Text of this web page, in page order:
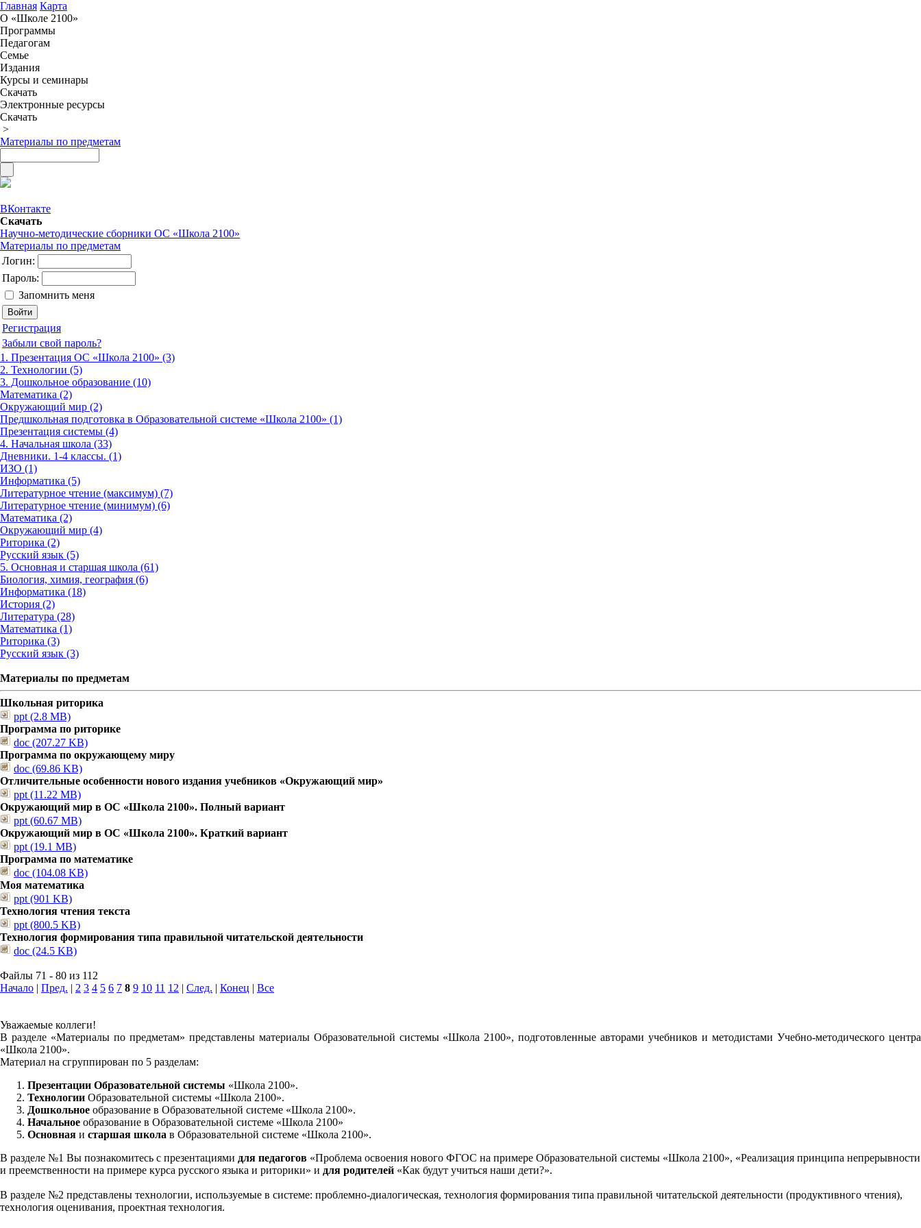
Главная Карта
О «Школе 2100»
Программы
Педагогам
Семье
Издания
Курсы и семинары
Скачать
Электронные ресурсы
Скачать
>
Материалы по предметам
ВКонтакте
Скачать
Научно-методические сборники ОС «Школа 2100»
Материалы по предметам
Логин:
Пароль:
Запомнить меня
Регистрация
Забыли свой пароль?
1. Презентация ОС «Школа 2100» (3)
2. Технологии (5)
3. Дошкольное образование (10)
Математика (2)
Окружающий мир (2)
Предшкольная подготовка в Образовательной системе «Школа 2100» (1)
Презентация системы (4)
4. Начальная школа (33)
Дневники. 1-4 классы. (1)
ИЗО (1)
Информатика (5)
Литературное чтение (максимум) (7)
Литературное чтение (минимум) (6)
Математика (2)
Окружающий мир (4)
Риторика (2)
Русский язык (5)
5. Основная и старшая школа (61)
Биология, химия, география (6)
Информатика (18)
История (2)
Литература (28)
Математика (1)
Риторика (3)
Русский язык (3)
Материалы по предметам
Школьная риторика
ppt (2.8 MB)
Программа по риторике
doc (207.27 KB)
Программа по окружающему миру
doc (69.86 KB)
Отличительные особенности нового издания учебников «Окружающий мир»
ppt (11.22 MB)
Окружающий мир в ОС «Школа 2100». Полный вариант
ppt (60.67 MB)
Окружающий мир в ОС «Школа 2100». Краткий вариант
ppt (19.1 MB)
Программа по математике
doc (104.08 KB)
Моя математика
ppt (901 KB)
Технология чтения текста
ppt (800.5 KB)
Технология формирования типа правильной читательской деятельности
doc (24.5 KB)
Файлы 71 - 80 из 112
Начало | Пред. | 2 3 4 5 6 7 8 9 10 11 12 | След. | Конец | Все
Уважаемые коллеги!
В разделе «Материалы по предметам» представлены материалы Образовательной системы «Школа 2100», подготовленные авторами учебников и методистами Учебно-методического центра
«Школа 2100».
Материал на сгруппирован по 5 разделам:
Презентации Образовательной системы «Школа 2100».
Технологии Образовательной системы «Школа 2100».
Дошкольное образование в Образовательной системе «Школа 2100».
Начальное образование в Образовательной системе «Школа 2100»
Основная и старшая школа в Образовательной системе «Школа 2100».
В разделе №1 Вы познакомитесь с презентациями для педагогов «Проблема освоения нового ФГОС на примере Образовательной системы «Школа 2100», «Реализация принципа непрерывности
и преемственности на примере курса русского языка и риторики» и для родителей «Как будут учиться наши дети?».
В разделе №2 представлены технологии, используемые в системе: проблемно-диалогическая, технология формирования типа правильной читательской деятельности (продуктивного чтения),
технология оценивания, проектная технология.